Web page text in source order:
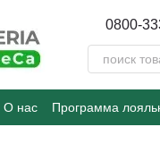
0800-
О нас Программа
Договор публичной